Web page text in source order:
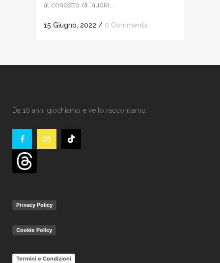
al concetto di “audio...
15 Giugno, 2022 / 0 Comments
Da 10 anni giochiamo e ve lo raccontiamo.
Privacy Policy
Cookie Policy
Termini e Condizioni